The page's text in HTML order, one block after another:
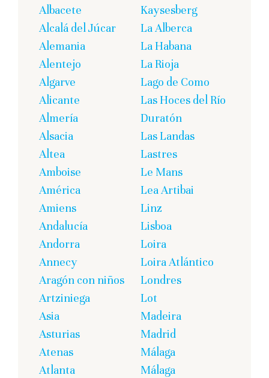
Albacete
Alcalá del Júcar
Alemania
Alentejo
Algarve
Alicante
Almería
Alsacia
Altea
Amboise
América
Amiens
Andalucía
Andorra
Annecy
Aragón con niños
Artziniega
Asia
Asturias
Atenas
Atlanta
Kaysesberg
La Alberca
La Habana
La Rioja
Lago de Como
Las Hoces del Río
Duratón
Las Landas
Lastres
Le Mans
Lea Artibai
Linz
Lisboa
Loira
Loira Atlántico
Londres
Lot
Madeira
Madrid
Málaga
Málaga